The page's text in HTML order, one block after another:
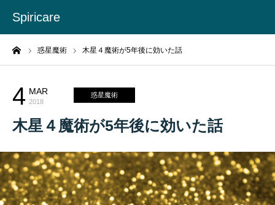
Spiricare
惑星魔術 木星４魔術が5年後に効いた話
4 MAR
2018
惑星魔術
木星４魔術が5年後に効いた話